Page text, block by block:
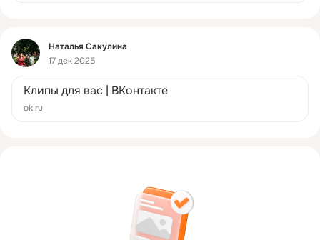
Фид
Наталья Сакулина
17 дек 2025
Клипы для вас | ВКонтакте
ok.ru